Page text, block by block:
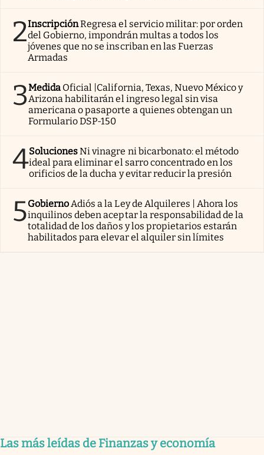
2InscripciónRegresa el servicio militar: por orden
del Gobierno, impondrán multas a todos los
jóvenes que no se inscriban en las Fuerzas
Armadas
3Medida Oficial |California, Texas, Nuevo México y
Arizona habilitarán el ingreso legal sin visa
americana o pasaporte a quienes obtengan un
Formulario DSP-150
4SolucionesNi vinagre ni bicarbonato: el método
ideal para eliminar el sarro concentrado en los
orificios de la ducha y evitar reducir la presión
5GobiernoAdiós a la Ley de Alquileres | Ahora los
inquilinos deben aceptar la responsabilidad de la
totalidad de los daños y los propietarios estarán
habilitados para elevar el alquiler sin límites
Las más leídas de Finanzas y economía